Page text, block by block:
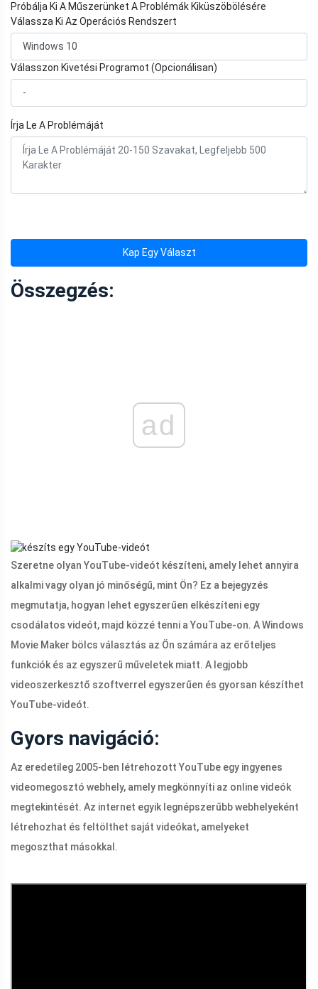
Próbálja Ki A Műszerünket A Problémák Kiküszöbölésére
Válassza Ki Az Operációs Rendszert
Válasszon Kivetési Programot (Opcionálisan)
Írja Le A Problémáját
Kap Egy Választ
Összegzés:
ad
Szeretne olyan YouTube-videót készíteni, amely lehet annyira
alkalmi vagy olyan jó minőségű, mint Ön? Ez a bejegyzés
megmutatja, hogyan lehet egyszerűen elkészíteni egy
csodálatos videót, majd közzé tenni a YouTube-on. A Windows
Movie Maker bölcs választás az Ön számára az erőteljes
funkciók és az egyszerű műveletek miatt. A legjobb
videoszerkesztő szoftverrel egyszerűen és gyorsan készíthet
YouTube-videót.
Gyors navigáció:
Az eredetileg 2005-ben létrehozott YouTube egy ingyenes
videomegosztó webhely, amely megkönnyíti az online videók
megtekintését. Az internet egyik legnépszerűbb webhelyeként
létrehozhat és feltölthet saját videókat, amelyeket
megoszthat másokkal.